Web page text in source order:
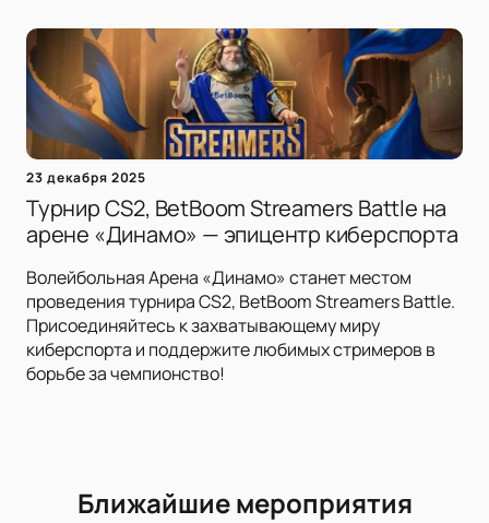
23 декабря 2025
Турнир CS2, BetBoom Streamers Battle на
арене «Динамо» — эпицентр киберспорта
Волейбольная Арена «Динамо» станет местом
проведения турнира CS2, BetBoom Streamers Battle.
Присоединяйтесь к захватывающему миру
киберспорта и поддержите любимых стримеров в
борьбе за чемпионство!
Ближайшие мероприятия